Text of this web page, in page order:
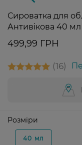
Сироватка для
Антивікова 40 мл
499,99 ГРН
16
Розміри
40 мл